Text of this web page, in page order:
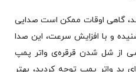
گاهی اوقات ممکن است صدایی
و با افزایش سرعت، این صدا
از شل شدن قرقره‌ی واتر پمپ
بد واتر پمپ توجه کردید، بهتر